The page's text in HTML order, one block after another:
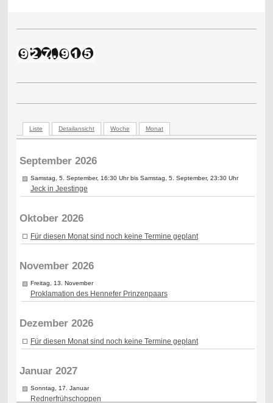
Liste Detailansicht Woche Monat
September 2026
Samstag, 5. September, 16:30 Uhr bis Samstag, 5. September, 23:30 Uhr
Jeck in Jeestinge
Oktober 2026
Für diesen Monat sind noch keine Termine geplant
November 2026
Freitag, 13. November
Proklamation des Hennefer Prinzenpaars
Dezember 2026
Für diesen Monat sind noch keine Termine geplant
Januar 2027
Sonntag, 17. Januar
Rednerfrühschoppen